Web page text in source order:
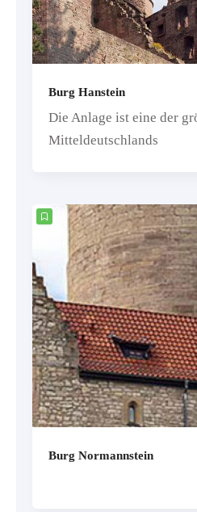
Burg Hanstein
Die Anlage ist eine der
Mitteldeutschlands
Burg Normannstein